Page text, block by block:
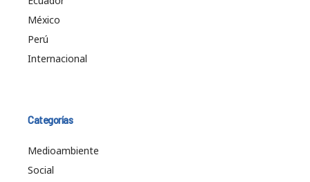
México
Perú
Internacional
Categorías
Medioambiente
Social